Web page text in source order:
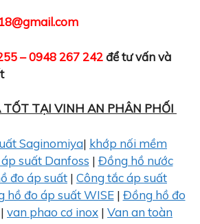
– 0948 267 242để tư vấn và
TỐT TẠI VINH AN PHÂN PHỐI
Saginomiya| khớp nối mềm
suất Danfoss | Đồng hồ nước
đo áp suất | Công tắc áp suất
hồ đo áp suất WISE| Đồng hồ đo
| van phao cơ inox | Van an toàn